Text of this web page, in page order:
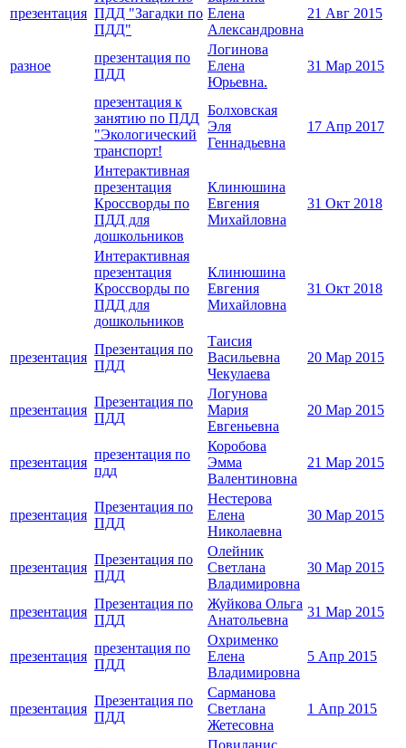
презентация ПДД "Загадки по
ПДД"
Елена
Александровна
21 Авг 2015
разное
презентация по
ПДД
Логинова
Елена
Юрьевна.
31 Мар 2015
презентация к
занятию по ПДД
"Экологический
транспорт!
Болховская
Эля
Геннадьевна
17 Апр 2017
Интерактивная
презентация
Кроссворды по
ПДД для
дошкольников
Клинюшина
Евгения
Михайловна
31 Окт 2018
Интерактивная
презентация
Кроссворды по
ПДД для
дошкольников
Клинюшина
Евгения
Михайловна
31 Окт 2018
презентация
Презентация по
ПДД
Таисия
Васильевна
Чекулаева
20 Мар 2015
презентация
Презентация по
ПДД
Логунова
Мария
Евгеньевна
20 Мар 2015
презентация
презентация по
пдд
Коробова
Эмма
Валентиновна
21 Мар 2015
презентация
Презентация по
ПДД
Нестерова
Елена
Николаевна
30 Мар 2015
презентация
Презентация по
ПДД
Олейник
Светлана
Владимировна
30 Мар 2015
презентация
Презентация по
ПДД
Жуйкова Ольга
Анатольевна
31 Мар 2015
презентация
презентация по
ПДД
Охрименко
Елена
Владимировна
5 Апр 2015
презентация
Презентация по
ПДД
Сарманова
Светлана
Жетесовна
1 Апр 2015